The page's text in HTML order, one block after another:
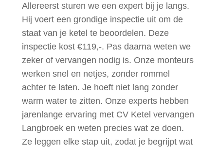
Allereerst sturen we een expert bij je langs.
Hij voert een grondige inspectie uit om de
staat van je ketel te beoordelen. Deze
inspectie kost €119,-. Pas daarna weten we
zeker of vervangen nodig is. Onze monteurs
werken snel en netjes, zonder rommel
achter te laten. Je hoeft niet lang zonder
warm water te zitten. Onze experts hebben
jarenlange ervaring met CV Ketel vervangen
Langbroek en weten precies wat ze doen.
Ze leggen elke stap uit, zodat je begrijpt wat